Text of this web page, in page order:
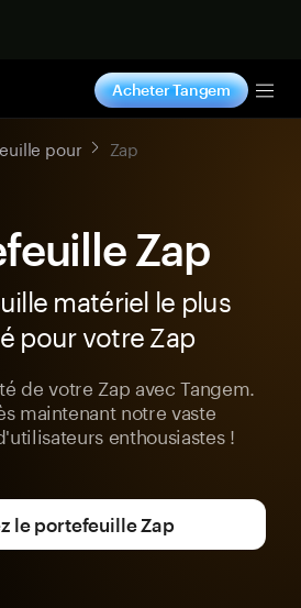
Acheter Tangem
pour Zap
Zap
matériel le plus
pour votre Zap
de votre Zap avec Tangem.
maintenant notre vaste
enthousiastes !
le portefeuille Zap